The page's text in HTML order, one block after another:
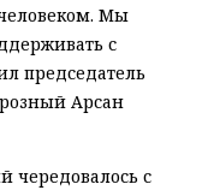
Мы
с
председатель
Арсан
чередовалось с